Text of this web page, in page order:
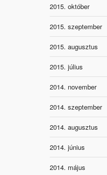
2015. október
2015. szeptember
2015. augusztus
2015. július
2014. november
2014. szeptember
2014. augusztus
2014. június
2014. május